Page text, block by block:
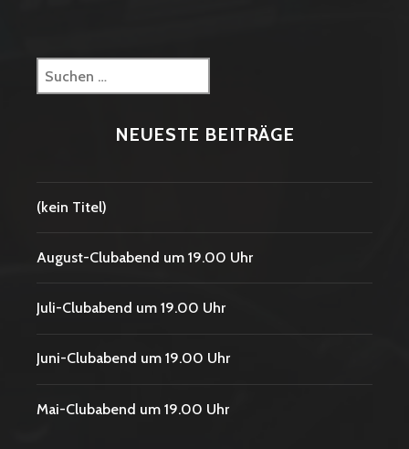
Suchen
nach:
NEUESTE BEITRÄGE
(kein Titel)
August-Clubabend um 19.00 Uhr
Juli-Clubabend um 19.00 Uhr
Juni-Clubabend um 19.00 Uhr
Mai-Clubabend um 19.00 Uhr